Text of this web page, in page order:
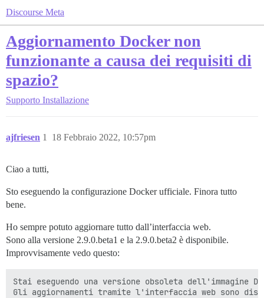
Discourse Meta
Aggiornamento Docker non
funzionante a causa dei requisiti di
spazio?
Supporto Installazione
ajfriesen 18 Febbraio 2022, 10:57pm
1
Ciao a tutti,
Sto eseguendo la configurazione Docker ufficiale. Finora tutto
bene.
Ho sempre potuto aggiornare tutto dall’interfaccia web.
Sono alla versione 2.9.0.beta1 e la 2.9.0.beta2 è disponibile.
Improvvisamente vedo questo:
Stai eseguendo una versione obsoleta dell'immagine
Gli aggiornamenti tramite l'interfaccia web sono